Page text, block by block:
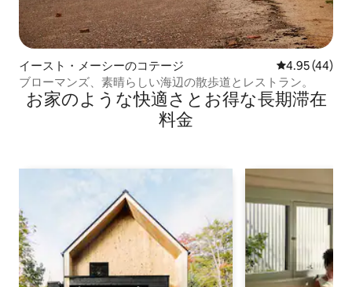
イースト・メーシーのコテージ レビュー44
4.95 (44)
ブローマンズ、素晴らしい海辺の散歩道とレストラン。
お家のような快⁠適⁠さ⁠とお⁠得⁠な長⁠期⁠滞⁠在
料⁠金